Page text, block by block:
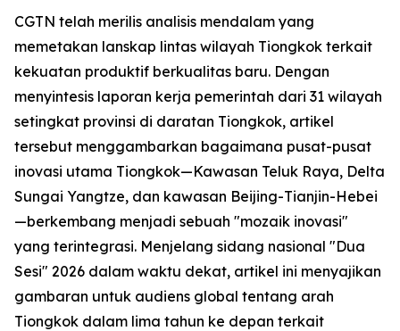
CGTN telah merilis analisis mendalam yang
memetakan lanskap lintas wilayah Tiongkok terkait
kekuatan produktif berkualitas baru. Dengan
menyintesis laporan kerja pemerintah dari 31 wilayah
setingkat provinsi di daratan Tiongkok, artikel
tersebut menggambarkan bagaimana pusat-pusat
inovasi utama Tiongkok—Kawasan Teluk Raya, Delta
Sungai Yangtze, dan kawasan Beijing-Tianjin-Hebei
—berkembang menjadi sebuah "mozaik inovasi"
yang terintegrasi. Menjelang sidang nasional "Dua
Sesi" 2026 dalam waktu dekat, artikel ini menyajikan
gambaran untuk audiens global tentang arah
Tiongkok dalam lima tahun ke depan terkait